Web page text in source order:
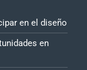
en el diseño
en